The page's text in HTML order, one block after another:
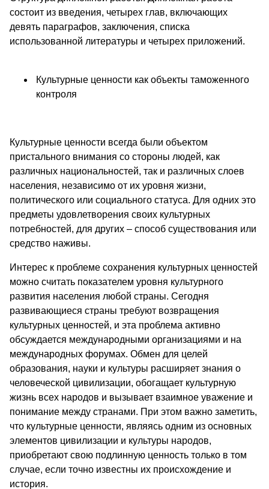
состоит из введения, четырех глав, включающих
девять параграфов, заключения, списка
использованной литературы и четырех приложений.
Культурные ценности как объекты таможенного
контроля
Культурные ценности всегда были объектом
пристального внимания со стороны людей, как
различных национальностей, так и различных слоев
населения, независимо от их уровня жизни,
политического или социального статуса. Для одних это
предметы удовлетворения своих культурных
потребностей, для других – способ существования или
средство наживы.
Интерес к проблеме сохранения культурных ценностей
можно считать показателем уровня культурного
развития населения любой страны. Сегодня
развивающиеся страны требуют возвращения
культурных ценностей, и эта проблема активно
обсуждается международными организациями и на
международных форумах. Обмен для целей
образования, науки и культуры расширяет знания о
человеческой цивилизации, обогащает культурную
жизнь всех народов и вызывает взаимное уважение и
понимание между странами. При этом важно заметить,
что культурные ценности, являясь одним из основных
элементов цивилизации и культуры народов,
приобретают свою подлинную ценность только в том
случае, если точно известны их происхождение и
история.